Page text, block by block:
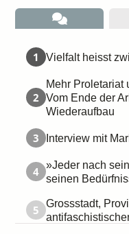
1 Vielfalt heisst
2
Mehr Proletariat
Vom Ende der
Wiederaufbau
3 Interview mit
4
»Jeder nach
seinen
5
Grossstadt,